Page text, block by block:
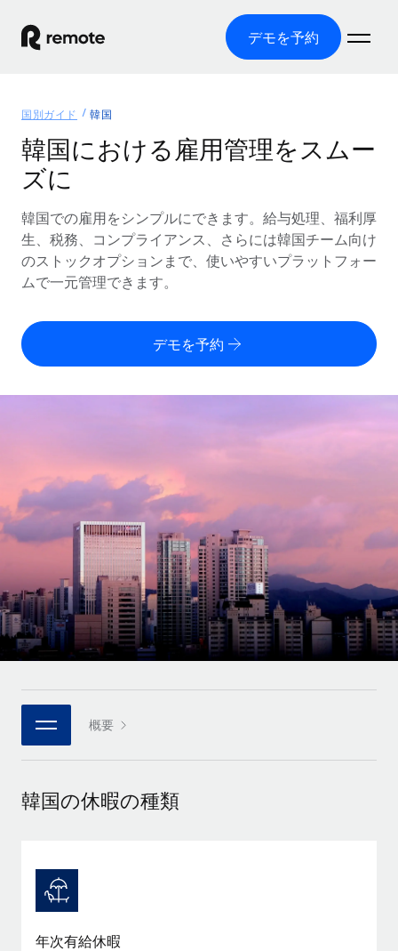
デモを予約
グローバル雇用
グローバル給与処理
コンプライアンス対応の給与処理を手軽に
Employer of Record（EOR）
グローバル展開をコストをかけずに実現
Contractor of Record
世界中の契約社員と法令を遵守して契約
複雑な雇用関連業務を外部委託
インフラ
Remote統合
人事機能をワークフローにシームレスに統合する
プラットフォーム
チームのための人事の基本機能を内蔵
接続 新しい
当社のMCPを使用して、あらゆるAIツールをRemoteに接続
統合
基本的なビジネスツールを活用して業務プロセスを効率化す
グローバル人事・コンプライアンスの専門サポート
候補者の選考プロセスをシンプルに
ソリューション
各国の制度に対応
国別ガイド
/国別のグローバル雇用支援を検索する
Remoteを他社と比較
スタートアップ
成長中の企業向けのアジャイルなグローバルHR・給与処理ソ
リューション
ミッドマーケット
カスタマイズされた人事ソリューションでチームを拡大する
企業
大企業向けのグローバルHR
パートナーに登録
戦略的テクノロジーパートナー
グローバルな人事機能を柔軟に自社プラットフォームへ統合
当社とのパートナーシップの可能性を検討する
リソース
ツールと計算ツール
従業員コスト計算ツール
REMOTEで学習
リサーチおよびガイド
活用事例
HR用語集
チェックリストおよびテンプレート
職務内容ライブラリ
ウェビナー
イベント
ニュースルーム
情報センター
サポートを依頼する
すべてのリソースを表示する
価格
English
Français
Deutsch
Italiano
Português (Portugal)
日本語
한국어
国別ガイド 韓国
韓国における雇用管理をスムー
ズに
韓国での雇用をシンプルにできます。給与処理、福利厚
生、税務、コンプライアンス、さらには韓国チーム向け
のストックオプションまで、使いやすいプラットフォー
ムで一元管理できます。
デモを予約
概要
韓国の休暇の種類
年次有給休暇